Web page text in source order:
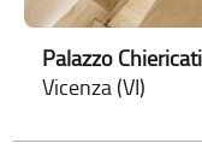
Palazzo Chiericati
Vicenza (VI)